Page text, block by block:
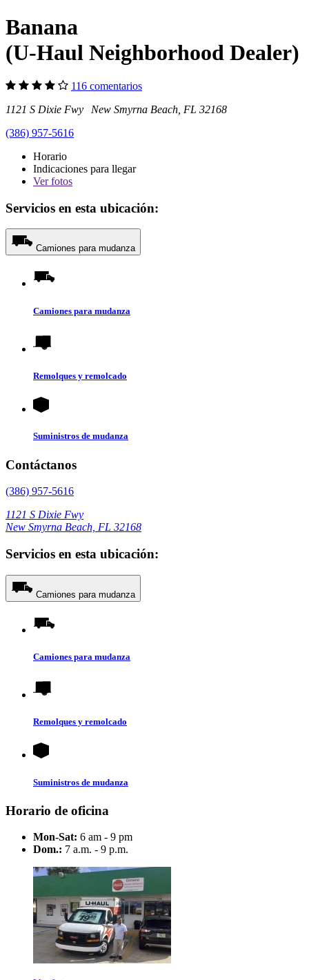
Banana
(U-Haul Neighborhood Dealer)
116 comentarios
1121 S Dixie Fwy New Smyrna Beach, FL 32168
(386) 957-5616
Horario
Indicaciones para llegar
Verfotos
Servicios en esta ubicación:
Camiones para mudanza
Camiones para mudanza
Remolques y remolcado
Suministros de mudanza
Contáctanos
(386) 957-5616
1121 S Dixie Fwy
New Smyrna Beach, FL 32168
Servicios en esta ubicación:
Camiones para mudanza
Camiones para mudanza
Remolques y remolcado
Suministros de mudanza
Horario de oficina
Mon-Sat: 6 am - 9 pm
Dom.: 7 a.m. - 9 p.m.